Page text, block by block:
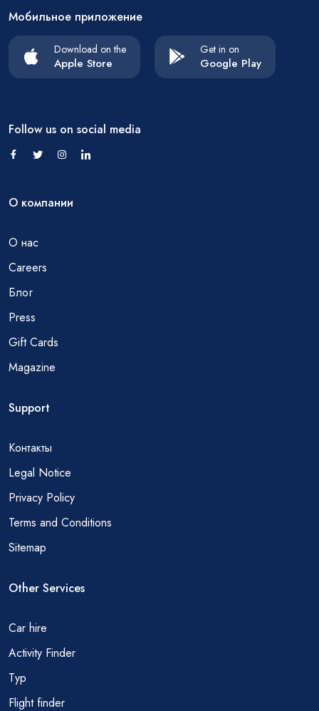
Мобильное приложение
Download on the
Apple Store
Get in on
Google Play
Follow us on social media
О компании
О нас
Careers
Блог
Press
Gift Cards
Magazine
Support
Контакты
Legal Notice
Privacy Policy
Terms and Conditions
Sitemap
Other Services
Car hire
Activity Finder
Тур
Flight finder